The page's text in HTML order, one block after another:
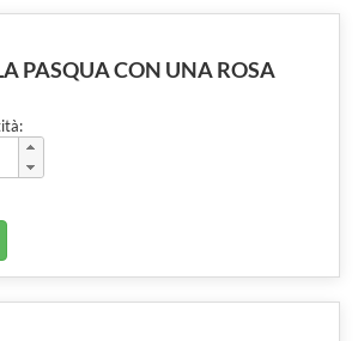
PASQUA CON UNA ROSA